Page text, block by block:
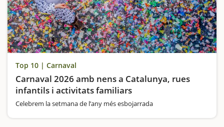
Top 10 | Carnaval
Carnaval 2026 amb nens a Catalunya, rues
infantils i activitats familiars
Celebrem la setmana de l’any més esbojarrada